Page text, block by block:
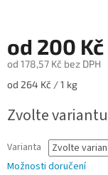
od 200 Kč
od 178,57 Kč bez DPH
Měrná
od 264 Kč / 1 kg
Zvolte variantu
Varianta
Možnosti doručení